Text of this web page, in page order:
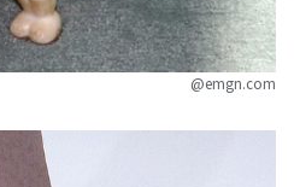
@emgn.com